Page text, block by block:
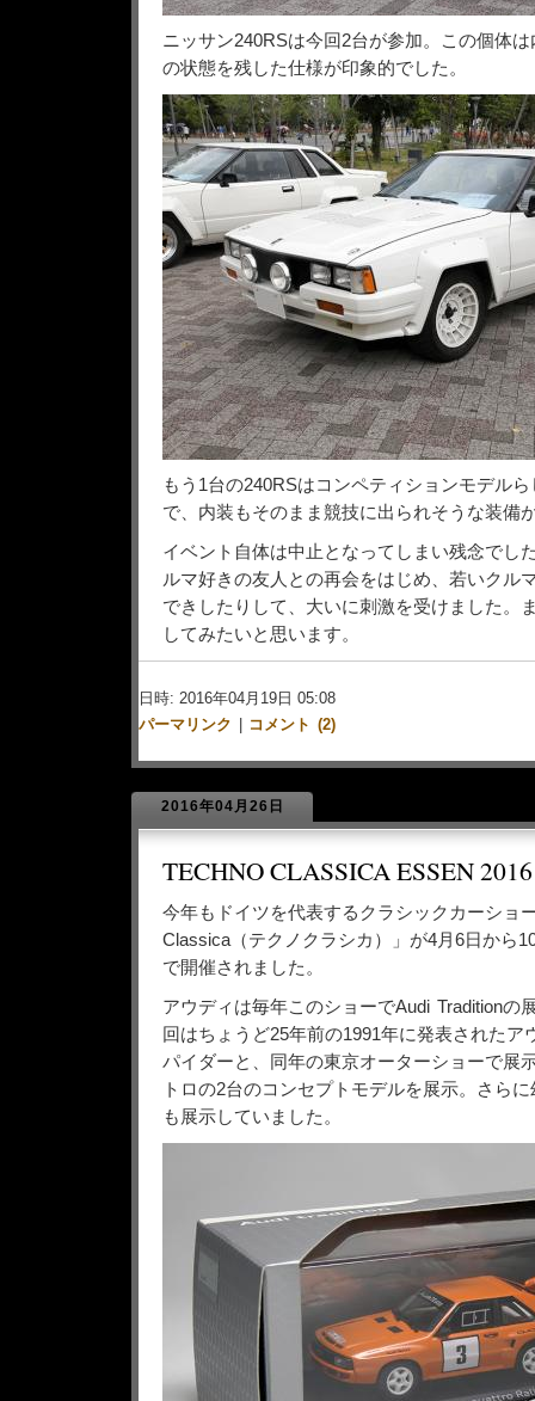
ニッサン240RSは今回2台が参加。この個体
の状態を残した仕様が印象的でした。
もう1台の240RSはコンペティションモデル
で、内装もそのまま競技に出られそうな装備
イベント自体は中止となってしまい残念でし
ルマ好きの友人との再会をはじめ、若いクル
できしたりして、大いに刺激を受けました。
してみたいと思います。
日時: 2016年04月19日 05:08
パーマリンク
コメント (2)
2016年04月26日
TECHNO CLASSICA ESSEN 2016
今年もドイツを代表するクラシックカーショ
Classica（テクノクラシカ）」が4月6日から
で開催されました。
アウディは毎年このショーでAudi Traditionの
回はちょうど25年前の1991年に発表されたア
パイダーと、同年の東京オーターショーで展
トロの2台のコンセプトモデルを展示。さら
も展示していました。